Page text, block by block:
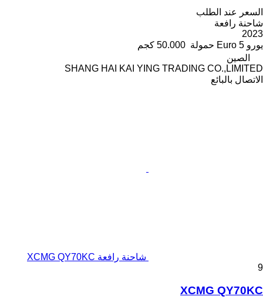
السعر عند الطلب
شاحنة رافعة
2023
يورو Euro 5 حمولة 50.000 كجم
الصين
SHANG HAI KAI YING TRADING CO.,LIMITED
الاتصال بالبائع
شاحنة رافعة XCMG QY70KC
9
XCMG QY70KC